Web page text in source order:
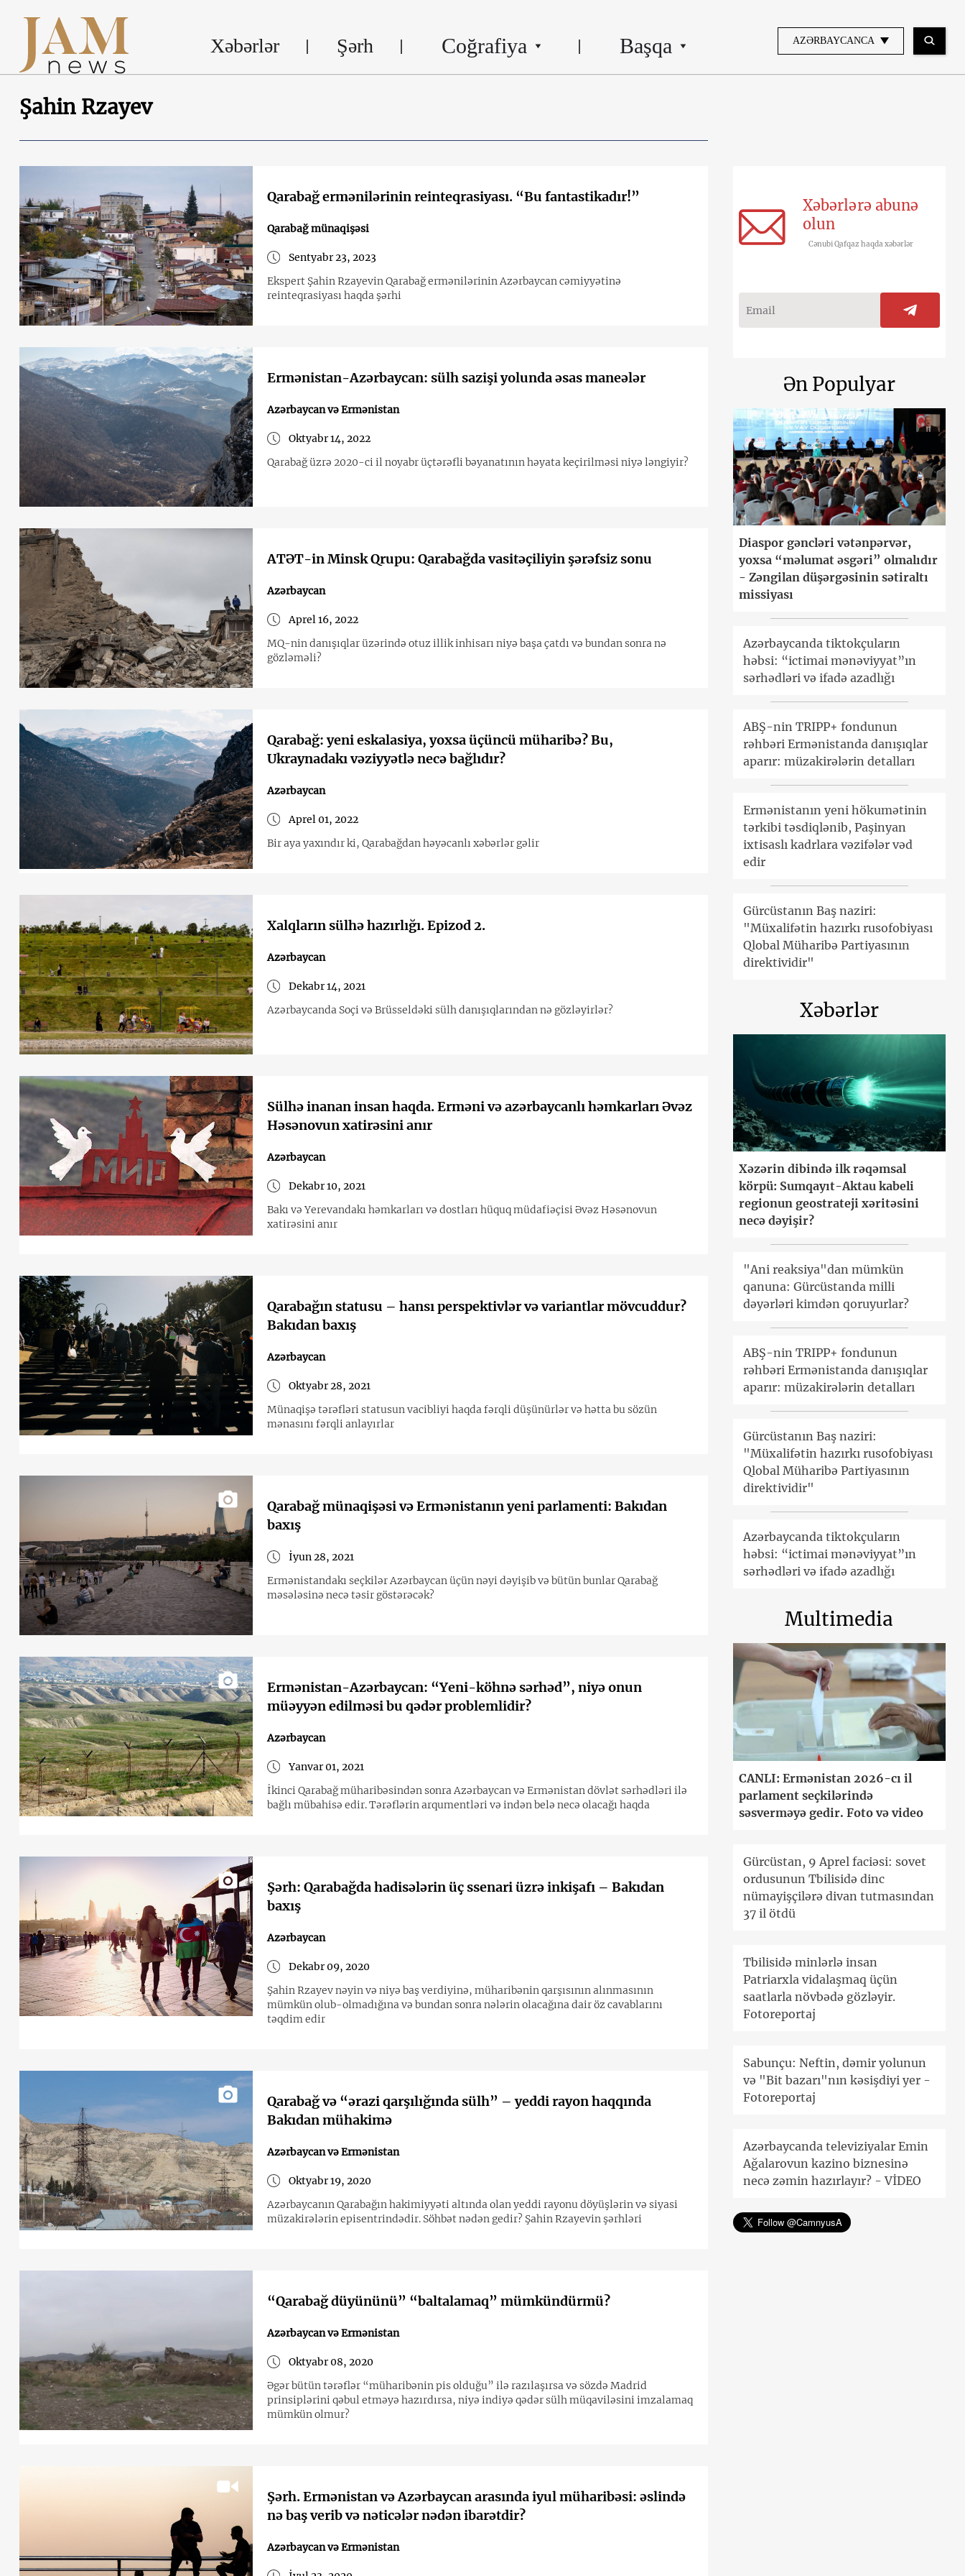
Xəbərlər Şərh Coğrafiya Başqa AZƏRBAYCANCA
Şahin Rzayev
Qarabağ ermənilərinin reinteqrasiyası. “Bu fantastikadır!”
Qarabağ münaqişəsi
Sentyabr 23, 2023
Ekspert Şahin Rzayevin Qarabağ ermənilərinin Azərbaycan cəmiyyətinə
reinteqrasiyası haqda şərhi
Ermənistan-Azərbaycan: sülh sazişi yolunda əsas maneələr
Azərbaycan və Ermənistan
Oktyabr 14, 2022
Qarabağ üzrə 2020-ci il noyabr üçtərəfli bəyanatının həyata keçirilməsi niyə ləngiyir?
ATƏT-in Minsk Qrupu: Qarabağda vasitəçiliyin şərəfsiz sonu
Azərbaycan
Aprel 16, 2022
MQ-nin danışıqlar üzərində otuz illik inhisarı niyə başa çatdı və bundan sonra nə
gözləməli?
Qarabağ: yeni eskalasiya, yoxsa üçüncü müharibə? Bu,
Ukraynadakı vəziyyətlə necə bağlıdır?
Azərbaycan
Aprel 01, 2022
Bir aya yaxındır ki, Qarabağdan həyəcanlı xəbərlər gəlir
Xalqların sülhə hazırlığı. Epizod 2.
Azərbaycan
Dekabr 14, 2021
Azərbaycanda Soçi və Brüsseldəki sülh danışıqlarından nə gözləyirlər?
Sülhə inanan insan haqda. Erməni və azərbaycanlı həmkarları Əvəz
Həsənovun xatirəsini anır
Azərbaycan
Dekabr 10, 2021
Bakı və Yerevandakı həmkarları və dostları hüquq müdafiəçisi Əvəz Həsənovun
xatirəsini anır
Qarabağın statusu – hansı perspektivlər və variantlar mövcuddur?
Bakıdan baxış
Azərbaycan
Oktyabr 28, 2021
Münaqişə tərəfləri statusun vacibliyi haqda fərqli düşünürlər və hətta bu sözün
mənasını fərqli anlayırlar
Qarabağ münaqişəsi və Ermənistanın yeni parlamenti: Bakıdan
baxış
İyun 28, 2021
Ermənistandakı seçkilər Azərbaycan üçün nəyi dəyişib və bütün bunlar Qarabağ
məsələsinə necə təsir göstərəcək?
Ermənistan-Azərbaycan: “Yeni-köhnə sərhəd”, niyə onun
müəyyən edilməsi bu qədər problemlidir?
Azərbaycan
Yanvar 01, 2021
İkinci Qarabağ müharibəsindən sonra Azərbaycan və Ermənistan dövlət sərhədləri ilə
bağlı mübahisə edir. Tərəflərin arqumentləri və indən belə necə olacağı haqda
Şərh: Qarabağda hadisələrin üç ssenari üzrə inkişafı – Bakıdan
baxış
Azərbaycan
Dekabr 09, 2020
Şahin Rzayev nəyin və niyə baş verdiyinə, müharibənin qarşısının alınmasının
mümkün olub-olmadığına və bundan sonra nələrin olacağına dair öz cavablarını
təqdim edir
Qarabağ və “ərazi qarşılığında sülh” – yeddi rayon haqqında
Bakıdan mühakimə
Azərbaycan və Ermənistan
Oktyabr 19, 2020
Azərbaycanın Qarabağın hakimiyyəti altında olan yeddi rayonu döyüşlərin və siyasi
müzakirələrin episentrindədir. Söhbət nədən gedir? Şahin Rzayevin şərhləri
“Qarabağ düyününü” “baltalamaq” mümkündürmü?
Azərbaycan və Ermənistan
Oktyabr 08, 2020
Əgər bütün tərəflər “müharibənin pis olduğu” ilə razılaşırsa və sözdə Madrid
prinsiplərini qəbul etməyə hazırdırsa, niyə indiyə qədər sülh müqaviləsini imzalamaq
mümkün olmur?
Şərh. Ermənistan və Azərbaycan arasında iyul müharibəsi: əslində
nə baş verib və nəticələr nədən ibarətdir?
Azərbaycan və Ermənistan
Xəbərlərə abunə
olun
Cənubi Qafqaz haqda xəbərlər
Ən Populyar
Diaspor gəncləri vətənpərvər,
yoxsa “məlumat əsgəri” olmalıdır
- Zəngilan düşərgəsinin sətiraltı
missiyası
Azərbaycanda tiktokçuların
həbsi: “ictimai mənəviyyat”ın
sərhədləri və ifadə azadlığı
ABŞ-nin TRIPP+ fondunun
rəhbəri Ermənistanda danışıqlar
aparır: müzakirələrin detalları
Ermənistanın yeni hökumətinin
tərkibi təsdiqlənib, Paşinyan
ixtisaslı kadrlara vəzifələr vəd
edir
Gürcüstanın Baş naziri:
"Müxalifətin hazırkı rusofobiyası
Qlobal Müharibə Partiyasının
direktividir"
Xəbərlər
Xəzərin dibində ilk rəqəmsal
körpü: Sumqayıt-Aktau kabeli
regionun geostrateji xəritəsini
necə dəyişir?
"Ani reaksiya"dan mümkün
qanuna: Gürcüstanda milli
dəyərləri kimdən qoruyurlar?
ABŞ-nin TRIPP+ fondunun
rəhbəri Ermənistanda danışıqlar
aparır: müzakirələrin detalları
Gürcüstanın Baş naziri:
"Müxalifətin hazırkı rusofobiyası
Qlobal Müharibə Partiyasının
direktividir"
Azərbaycanda tiktokçuların
həbsi: “ictimai mənəviyyat”ın
sərhədləri və ifadə azadlığı
Multimedia
CANLI: Ermənistan 2026-cı il
parlament seçkilərində
səsverməyə gedir. Foto və video
Gürcüstan, 9 Aprel faciəsi: sovet
ordusunun Tbilisidə dinc
nümayişçilərə divan tutmasından
37 il ötdü
Tbilisidə minlərlə insan
Patriarxla vidalaşmaq üçün
saatlarla növbədə gözləyir.
Fotoreportaj
Sabunçu: Neftin, dəmir yolunun
və "Bit bazarı"nın kəsişdiyi yer -
Fotoreportaj
Azərbaycanda televiziyalar Emin
Ağalarovun kazino biznesinə
necə zəmin hazırlayır? - VİDEO